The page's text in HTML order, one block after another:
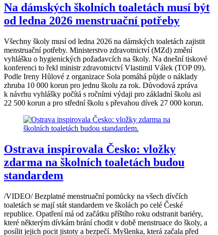
Na dámských školních toaletách musí být
od ledna 2026 menstruační potřeby
Všechny školy musí od ledna 2026 na dámských toaletách zajistit
menstruační potřeby. Ministerstvo zdravotnictví (MZd) změní
vyhlášku o hygienických požadavcích na školy. Na dnešní tiskové
konferenci to řekl ministr zdravotnictví Vlastimil Válek (TOP 09).
Podle Ireny Hůlové z organizace Sola pomáhá půjde o náklady
zhruba 10 000 korun pro jednu školu za rok. Důvodová zpráva
k návrhu vyhlášky počítá s ročními výdaji pro základní školu asi
22 500 korun a pro střední školu s převahou dívek 27 000 korun.
Ostrava inspirovala Česko: vložky
zdarma na školních toaletách budou
standardem
/VIDEO/ Bezplatné menstruační pomůcky na všech dívčích
toaletách se mají stát standardem ve školách po celé České
republice. Opatření má od začátku příštího roku odstranit bariéry,
které některým dívkám brání chodit v době menstruace do školy, a
posílit jejich pocit jistoty a bezpečí. Myšlenka, která začala před